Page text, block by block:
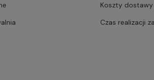
Koszty dostawy
Czas realizacji